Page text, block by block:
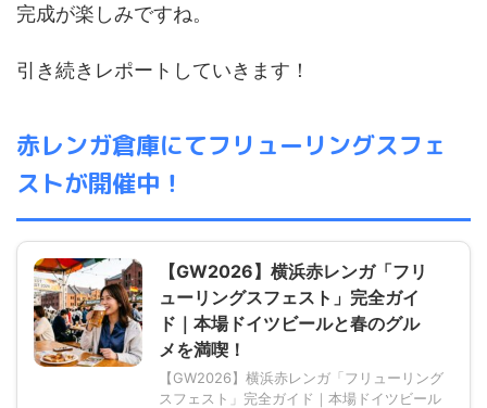
完成が楽しみですね。
引き続きレポートしていきます！
赤レンガ倉庫にてフリューリングスフェ
ストが開催中！
【GW2026】横浜赤レンガ「フリ
ューリングスフェスト」完全ガイ
ド｜本場ドイツビールと春のグル
メを満喫！
【GW2026】横浜赤レンガ「フリューリング
スフェスト」完全ガイド｜本場ドイツビール